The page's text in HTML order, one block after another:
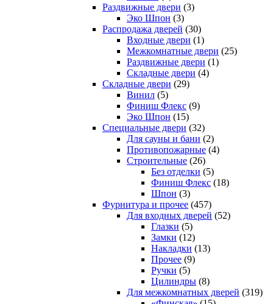
Раздвижные двери (3)
Эко Шпон (3)
Распродажа дверей (30)
Входные двери (1)
Межкомнатные двери (25)
Раздвижные двери (1)
Складные двери (4)
Складные двери (29)
Винил (5)
Финиш Флекс (9)
Эко Шпон (15)
Специальные двери (32)
Для сауны и бани (2)
Противопожарные (4)
Строительные (26)
Без отделки (5)
Финиш Флекс (18)
Шпон (3)
Фурнитура и прочее (457)
Для входных дверей (52)
Глазки (5)
Замки (12)
Накладки (13)
Прочее (9)
Ручки (5)
Цилиндры (8)
Для межкомнатных дверей (319)